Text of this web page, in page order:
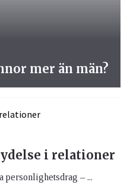
mer än män?
i relationer
personlighetsdrag – ...